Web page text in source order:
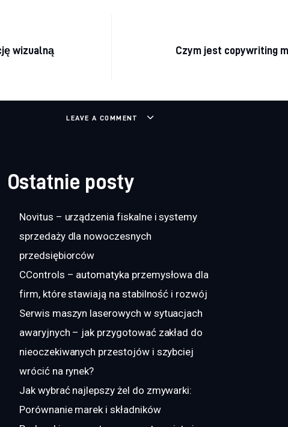
wizualną
Czym jest copywriting
LEAVE A COMMENT
Ostatnie posty
Novitus – urządzenia fiskalne i systemy
sprzedaży dla nowoczesnych
przedsiębiorców
CControls – automatyka przemysłowa dla
firm, które stawiają na stabilność i rozwój
Serwis maszyn laserowych w sytuacjach
awaryjnych – jak przygotować zakład do
nieoczekiwanych przestojów i szybciej
wrócić na rynek?
Jak wybrać najlepszy żel do zmywarki:
Porównanie marek i składników